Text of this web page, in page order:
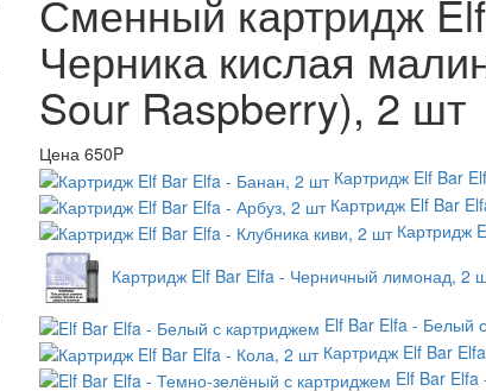
Сменный картридж
Черника кислая
Sour Raspberry), 2 шт
Цена 650P
Картридж Elf Bar
Картридж Elf Bar
Картридж
Картридж Elf Bar Elfa - Черничный лимонад, 2
Elf Bar Elfa - Белый
Картридж Elf Bar
Elf Bar